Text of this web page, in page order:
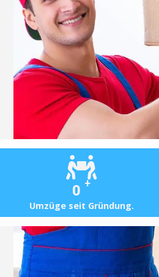
0 +
Umzüge seit Gründung.